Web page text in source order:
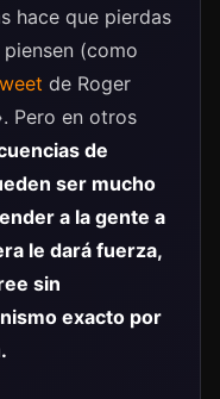
hace que pierdas
(como
de Roger
Pero en otros
de
ser mucho
a la gente a
le dará fuerza,
sin
exacto por